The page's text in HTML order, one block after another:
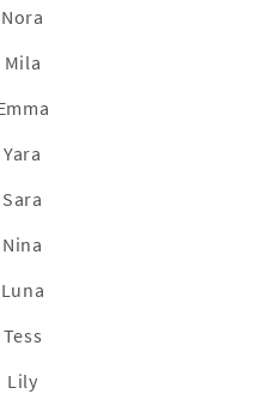
Nora
Mila
Yara
Sara
Nina
Luna
Tess
Lily